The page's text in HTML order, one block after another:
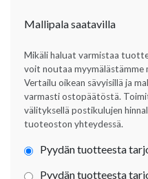
Mallipala saatavilla
Mikäli haluat varmistaa
voit noutaa
Vertailu oikean sävyisillä ja
varmasti ostopäätöstä.
välityksellä postikulujen
tuoteoston yhteydessä.
Pyydän tuotteesta
Pyydän tuotteesta